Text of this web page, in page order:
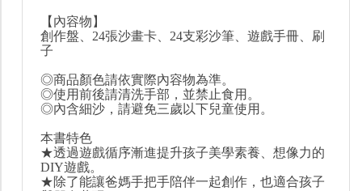
【內容物】
創作盤、24張沙畫卡、24支彩沙筆、遊戲手冊、刷
子
◎商品顏色請依實際內容物為準。
◎使用前後請清洗手部，並禁止食用。
◎內含細沙，請避免三歲以下兒童使用。
本書特色
★透過遊戲循序漸進提升孩子美學素養、想像力的
DIY遊戲。
★除了能讓爸媽手把手陪伴一起創作，也適合孩子